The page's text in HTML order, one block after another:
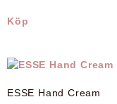
Köp
ESSE Hand Cream